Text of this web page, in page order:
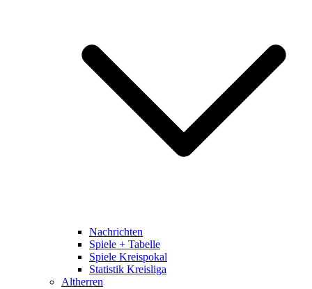
Nachrichten
Spiele + Tabelle
Spiele Kreispokal
Statistik Kreisliga
Altherren